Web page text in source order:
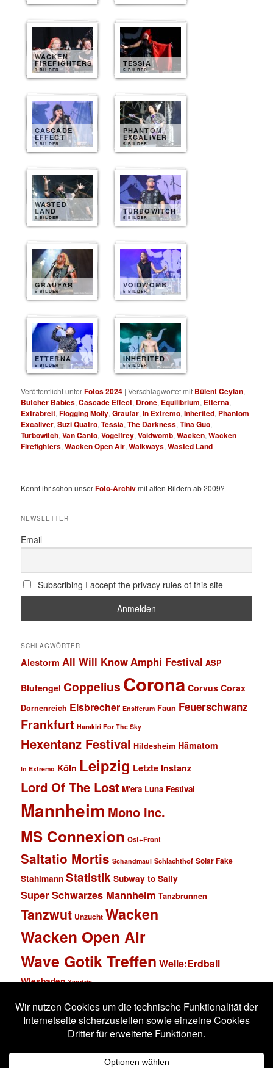
WACKEN
FIREFIGHTERS
8 BILDER
TESSIA
5 BILDER
CASCADE
EFFECT
5 BILDER
PHANTOM
EXCALIVER
5 BILDER
WASTED
LAND
5 BILDER
TURBOWITCH
5 BILDER
GRAUFAR
5 BILDER
VOIDWOMB
5 BILDER
ETTERNA
5 BILDER
INHERITED
5 BILDER
Veröffentlicht unterFotos 2024 |Verschlagwortet mit Bülent Ceylan,
Butcher Babies,Cascade Effect, Drone, Equilibrium, Etterna,
Extrabreit,Flogging Molly,Graufar,In Extremo,Inherited, Phantom
Excaliver,Suzi Quatro,Tessia,The Darkness,Tina Guo,
Turbowitch,Van Canto,Vogelfrey,Voidwomb,Wacken,Wacken
Firefighters,Wacken Open Air,Walkways,Wasted Land
Kennt ihr schon unserFoto-Archivmit alten Bildern ab 2009?
NEWSLETTER
Email
Subscribing I accept the privacy rules of this site
SCHLAGWÖRTER
Alestorm All Will Know Amphi Festival ASP
Blutengel Coppelius Corona Corvus Corax
Dornenreich Eisbrecher Ensiferum Faun Feuerschwanz
Frankfurt Harakiri For The Sky
Hexentanz Festival Hildesheim Hämatom
In Extremo Köln Leipzig Letzte Instanz
Lord Of The Lost M'era Luna Festival
Mannheim Mono Inc.
MS Connexion Ost+Front
Saltatio Mortis Schandmaul Schlachthof Solar Fake
Stahlmann Statistik Subway to Sally
Super Schwarzes Mannheim Tanzbrunnen
Tanzwut Unzucht Wacken
Wacken Open Air
Wave Gotik Treffen Welle:Erdball
Wiesbaden Xandria
Impressum